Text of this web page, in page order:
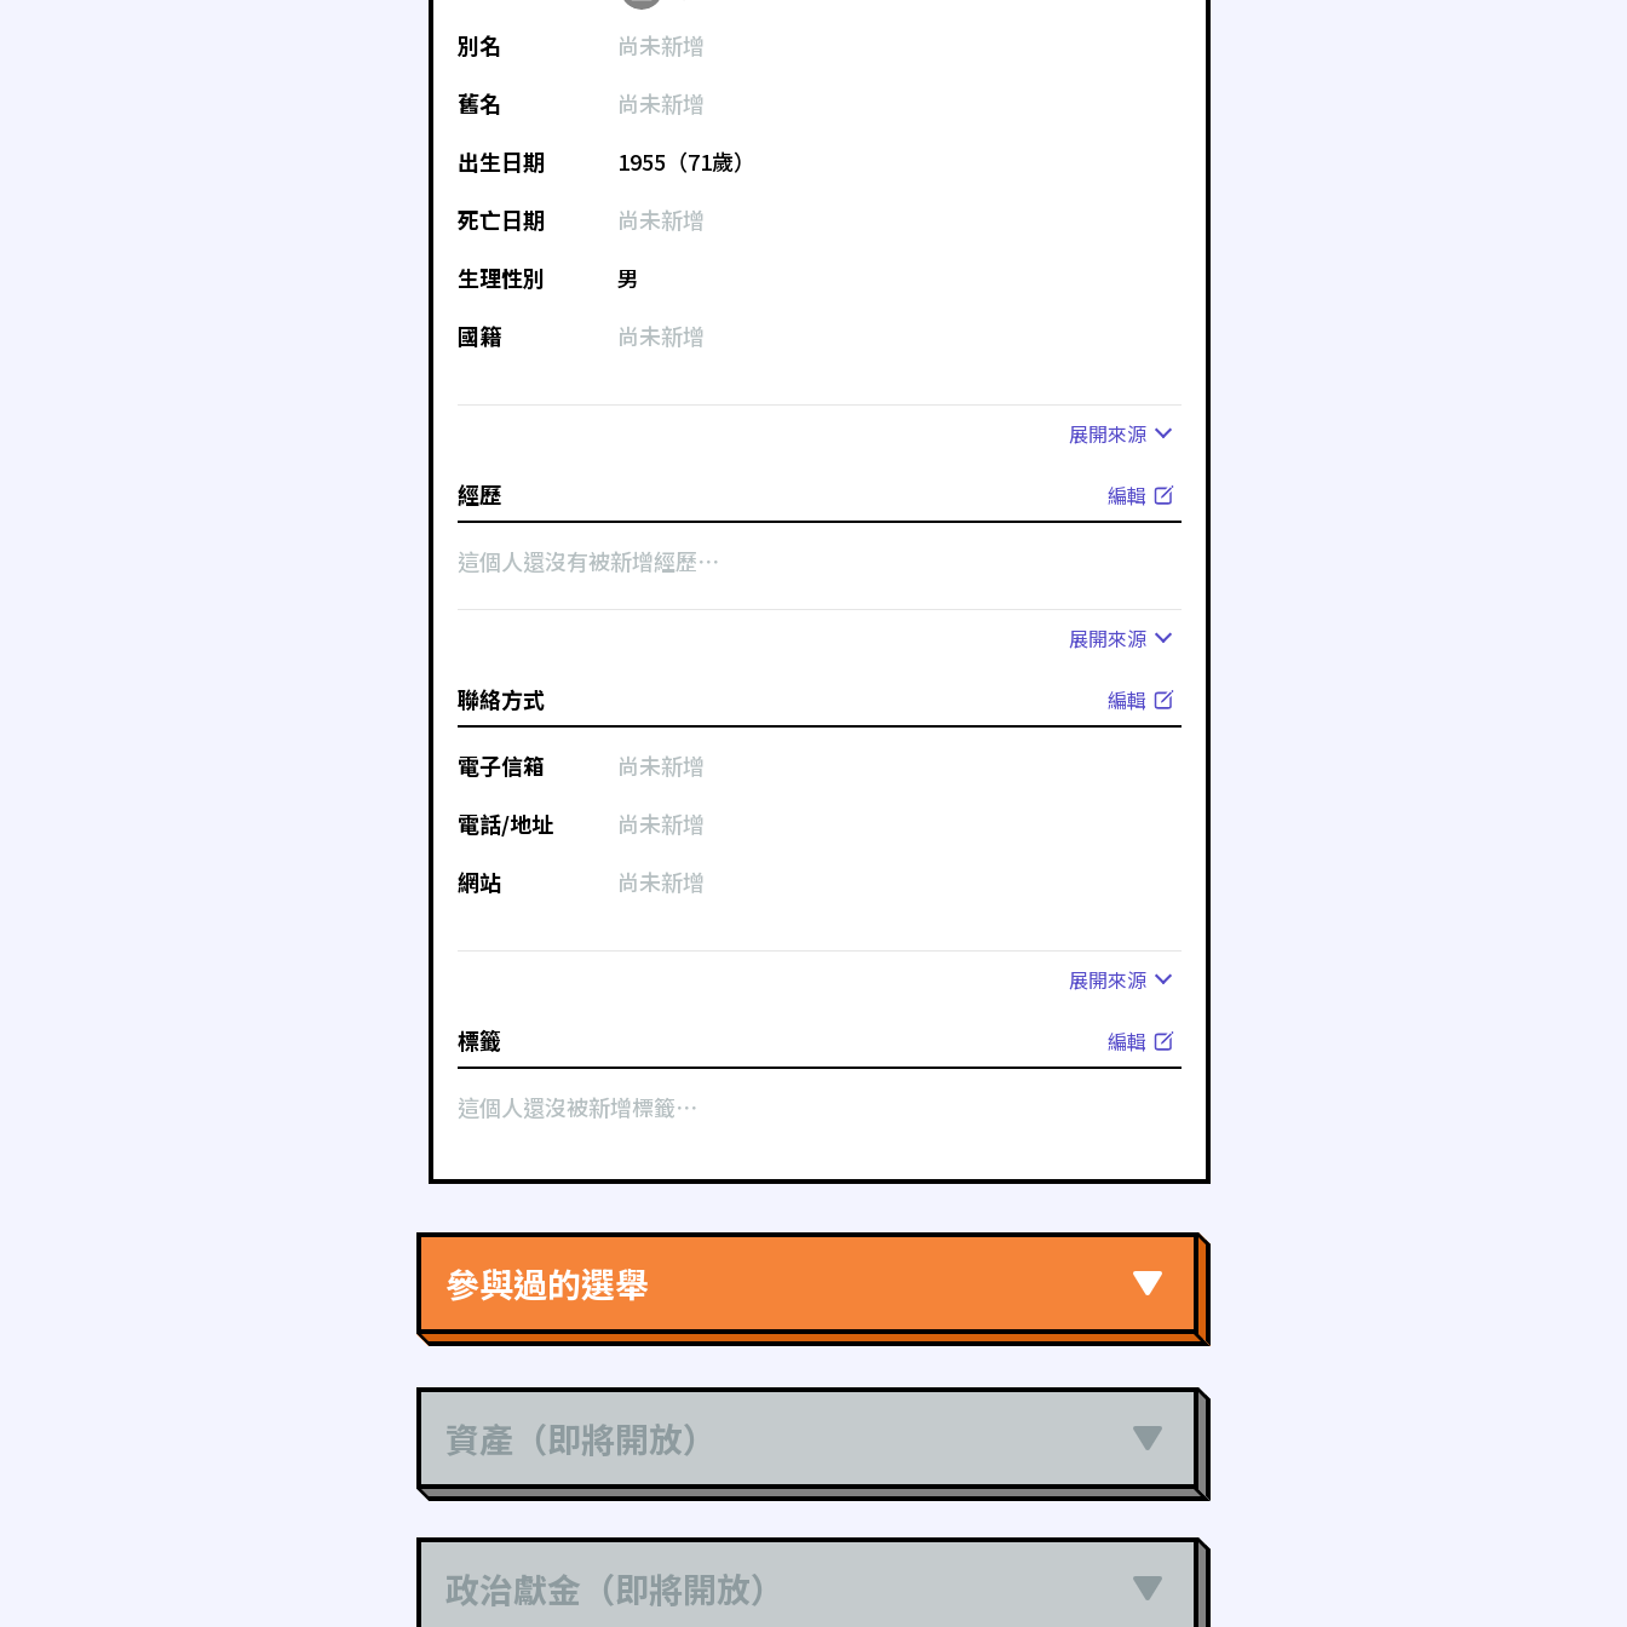
別名
尚未新增
舊名
尚未新增
出生日期
1955（71歲）
死亡日期
尚未新增
生理性別
男
國籍
尚未新增
展開來源
經歷 編輯
這個人還沒有被新增經歷⋯
展開來源
聯絡方式 編輯
電子信箱
尚未新增
電話/地址
尚未新增
網站
尚未新增
展開來源
標籤 編輯
這個人還沒被新增標籤⋯
參與過的選舉
資產（即將開放）
政治獻金（即將開放）